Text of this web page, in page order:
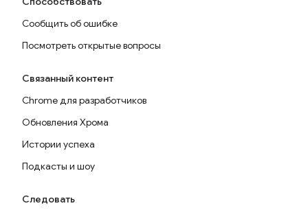
Сообщить об ошибке
Посмотреть открытые вопросы
Связанный контент
Chrome для разработчиков
Обновления Хрома
Истории успеха
Подкасты и шоу
Следовать